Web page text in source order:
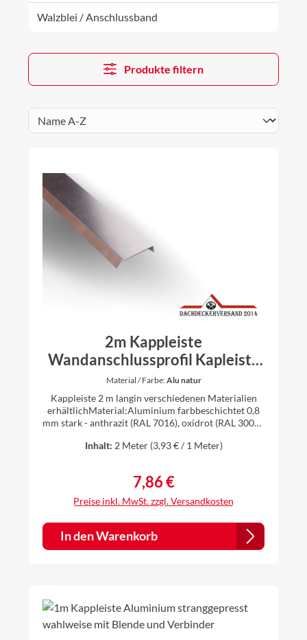
Walzblei / Anschlussband
Produkte filtern
2m Kappleiste
Wandanschlussprofil Kapleiste
Alu Aluminium farbig Titanzink
Material / Farbe:Alu natur
Kappleiste 2 m langin verschiedenen Materialien
erhältlichMaterial:Aluminium farbbeschichtet 0,8
mm stark - anthrazit (RAL 7016), oxidrot (RAL 3009),
8014)die farbigen Bleche sind einseitig farbig,
abc8,0 cm1,5 cm5,0 cm1,5 cm Die Bleche werden
individuell gekantet, daher ist es für uns kein
Problem auch andere Zuschnitte und Winkel nach
Ihren Vorstellungen anzufertigen. Einfach vor dem
Kauf anfragen.
Inhalt: 2 Meter (3,93 € / 1 Meter)
Regulärer Preis:
7,86 €
Preise inkl. MwSt. zzgl. Versandkosten
In den Warenkorb